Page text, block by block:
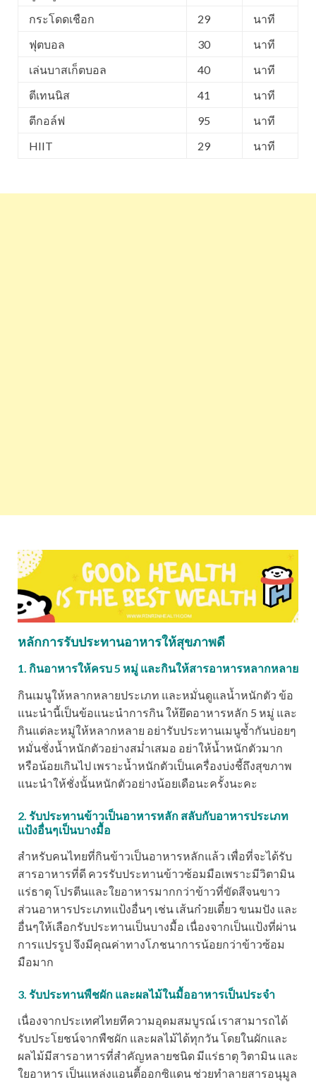
กระโดดเชือก 29
นาที
ฟุตบอล
30
นาที
เล่นบาสเก็ตบอล
40
นาที
ตีเทนนิส
41
นาที
ตีกอล์ฟ
95
นาที
HIIT
29 นาที
หลักการรับประทานอาหารให้สุขภาพดี
1. กินอาหารให้ครบ 5 หมู่ และกินให้สารอาหารหลากหลาย
กินเมนูให้หลากหลายประเภท และหมั่นดูแลน้ำหนักตัว ข้อ
แนะนำนี้เป็นข้อแนะนำการกิน ให้ยึดอาหารหลัก 5 หมู่ และ
กินแต่ละหมู่ให้หลากหลาย อย่ารับประทานเมนูซ้ำกันบ่อยๆ
หมั่นชั่งน้ำหนักตัวอย่างสม่ำเสมอ อย่าให้น้ำหนักตัวมาก
หรือน้อยเกินไป เพราะน้ำหนักตัวเป็นเครื่องบ่งชี้ถึงสุขภาพ
แนะนำให้ชั่งนั้นหนักตัวอย่างน้อยเดือนะครั้งนะคะ
2. รับประทานข้าวเป็นอาหารหลัก สลับกับอาหารประเภท
แป้งอื่นๆเป็นบางมื้อ
สำหรับคนไทยที่กินข้าวเป็นอาหารหลักแล้ว เพื่อที่จะได้รับ
สารอาหารที่ดี ควรรับประทานข้าวซ้อมมือเพราะมีวิตามิน
แร่ธาตุ โปรตีนและใยอาหารมากกว่าข้าวที่ขัดสีจนขาว
ส่วนอาหารประเภทแป้งอื่นๆ เช่น เส้นก๋วยเตี๋ยว ขนมปัง และ
อื่นๆให้เลือกรับประทานเป็นบางมื้อ เนื่องจากเป็นแป้งที่ผ่าน
การแปรรูป จึงมีคุณค่าทางโภชนาการน้อยกว่าข้าวซ้อม
มือมาก
3. รับประทานพืชผัก และผลไม้ในมื้ออาหารเป็นประจำ
เนื่องจากประเทศไทยทีความอุดมสมบูรณ์ เราสามารถได้
รับประโยชน์จากพืชผัก และผลไม้ได้ทุกวัน โดยในผักและ
ผลไม้มีสารอาหารที่สำคัญหลายชนิด มีแร่ธาตุ วิตามิน และ
ใยอาหาร เป็นแหล่งแอนตี้ออกซิแดน ช่วยทำลายสารอนุมูล